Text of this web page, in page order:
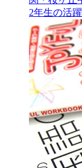
2年生の活躍